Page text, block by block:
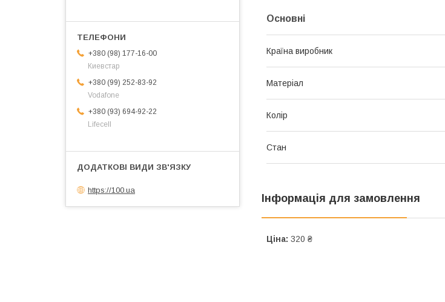
Основні
Країна виробник
Матеріал
Колір
Стан
Інформація для замовлення
Ціна: 320 ₴
+380 (98) 177-16-00
Киевстар
+380 (99) 252-83-92
Vodafone
+380 (93) 694-92-22
Lifecell
https://100.ua